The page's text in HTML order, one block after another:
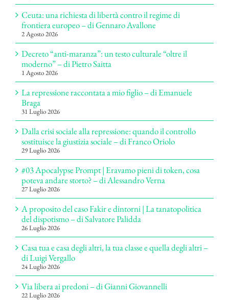
Ceuta: una richiesta di libertà contro il regime di
frontiera europeo – di Gennaro Avallone
2 Agosto 2026
Decreto “anti-maranza”: un testo culturale “oltre il
moderno” – di Pietro Saitta
1 Agosto 2026
La repressione raccontata a mio figlio – di Emanuele
Braga
31 Luglio 2026
Dalla crisi sociale alla repressione: quando il controllo
sostituisce la giustizia sociale – di Franco Oriolo
29 Luglio 2026
#03 Apocalypse Prompt | Eravamo pieni di token, cosa
poteva andare storto? – di Alessandro Verna
27 Luglio 2026
A proposito del caso Fakir e dintorni | La tanatopolitica
del dispotismo – di Salvatore Palidda
26 Luglio 2026
Casa tua e casa degli altri, la tua classe e quella degli altri –
di Luigi Vergallo
24 Luglio 2026
Via libera ai predoni – di Gianni Giovannelli
22 Luglio 2026